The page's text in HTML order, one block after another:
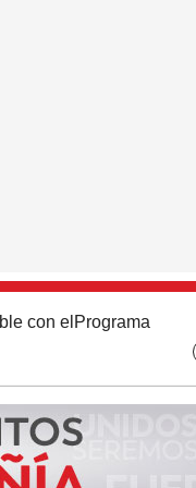
con el Programa